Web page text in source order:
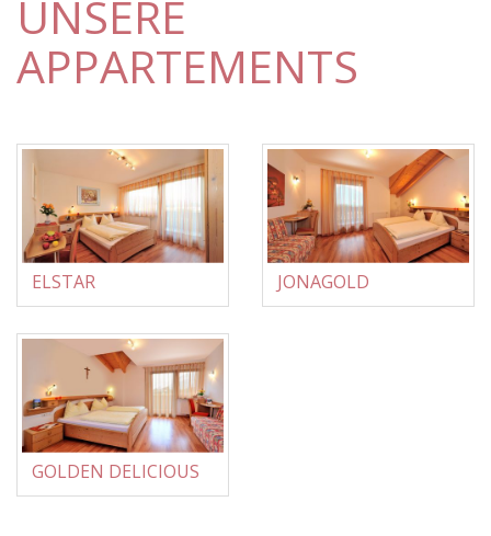
UNSERE
APPARTEMENTS
ELSTAR JONAGOLD
GOLDEN DELICIOUS